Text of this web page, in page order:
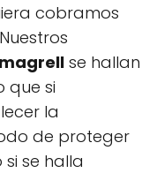
cobramos
se hallan
que si
la
de proteger
se halla